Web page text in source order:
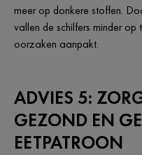
meer op donkere stoffen.
vallen de schilfers minder
oorzaken aanpakt.
ADVIES 5:
GEZOND EN
EETPATROON